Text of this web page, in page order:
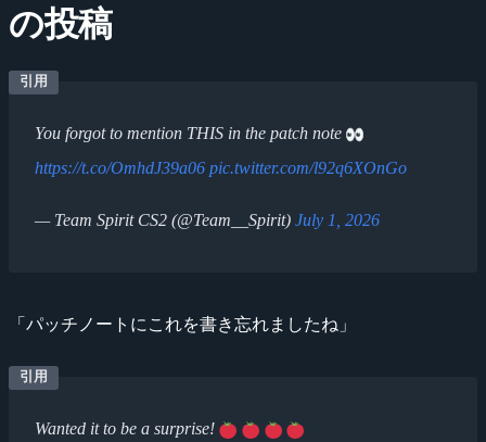
の投稿
You forgot to mention THIS in the patch note
https://t.co/OmhdJ39a06 pic.twitter.com/l92q6XOnGo
— Team Spirit CS2 (@Team__Spirit) July 1, 2026
「パッチノートにこれを書き忘れましたね」
Wanted it to be a surprise!